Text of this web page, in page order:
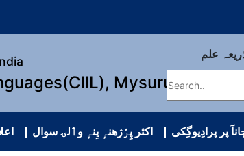
Mysuru
علم
اکثر پِرٛژھنہٕ یِنہٕ وٲلۍ سوال پر پرادِیوگِکی